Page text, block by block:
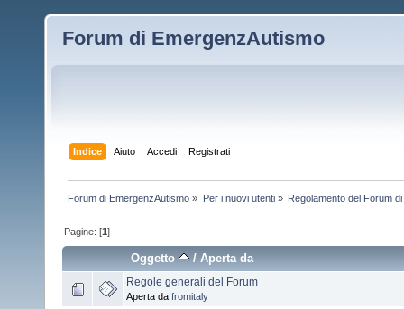
Forum di EmergenzAutismo
Indice Aiuto Accedi Registrati
Forum di EmergenzAutismo » Per i nuovi utenti» Regolamento del Forum
Pagine: [1]
Oggetto /Aperta da
Regole generali del Forum
Aperta da fromitaly